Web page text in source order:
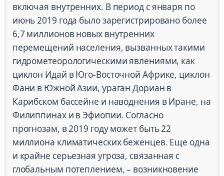
включая внутренних. В период с января по
июнь 2019 года было зарегистрировано более
6,7 миллионов новых внутренних
перемещений населения, вызванных такими
гидрометеорологическими явлениями, как
циклон Идай в Юго-Восточной Африке, циклон
Фани в Южной Азии, ураган Дориан в
Карибском бассейне и наводнения в Иране, на
Филиппинах и в Эфиопии. Согласно
прогнозам, в 2019 году может быть 22
миллиона климатических беженцев. Еще одна
и крайне серьезная угроза, связанная с
глобальным потеплением, – возникновение